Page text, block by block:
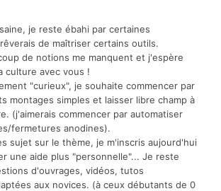
je reste ébahi par certaines
de maîtriser certains outils.
de notions me manquent et j'espère
culture avec vous !
"curieux", je souhaite commencer par
montages simples et laisser libre champ à
(j'aimerais commencer par automatiser
fermetures anodines).
sujet sur le thème, je m'inscris aujourd'hui
une aide plus "personnelle"... Je reste
d'ouvrages, vidéos, tutos
aux novices. (à ceux débutants de 0